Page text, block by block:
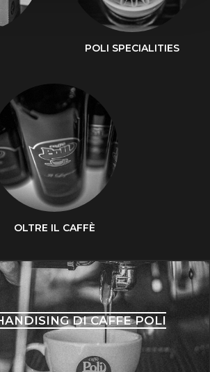
POLI SPECIALITIES
OLTRE IL CAFFÈ
DI CAFFE POLI